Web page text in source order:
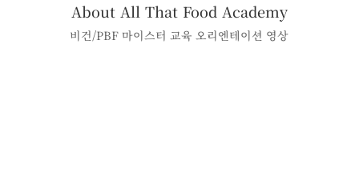
About All That Food Academy
비건/PBF 마이스터 교육 오리엔테이션 영상